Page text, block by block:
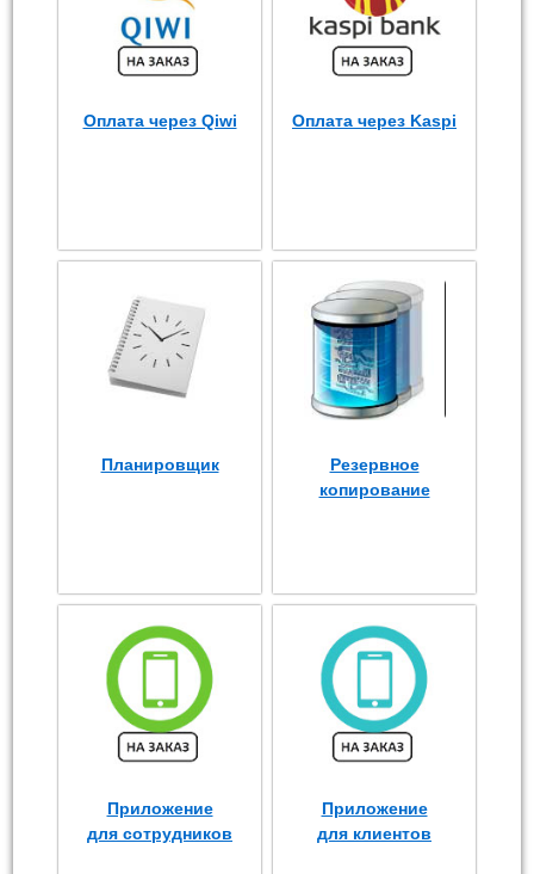
Оплата через Qiwi Оплата через Kaspi
Планировщик
Резервное
копирование
Приложение
для сотрудников
Приложение
для клиентов